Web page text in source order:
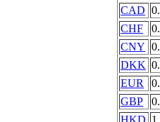
CAD
CHF
CNY
DKK
EUR
GBP